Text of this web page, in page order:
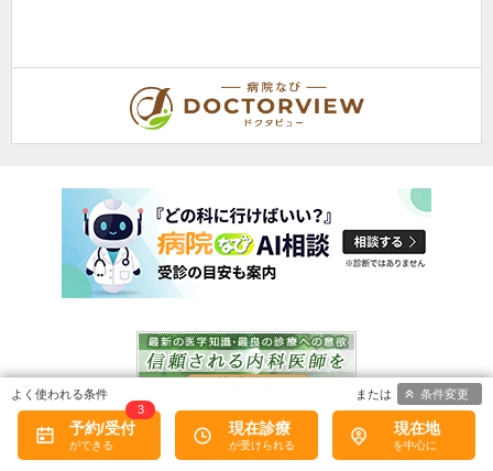
予約/受付
3
現在診療 現在地
条件変更